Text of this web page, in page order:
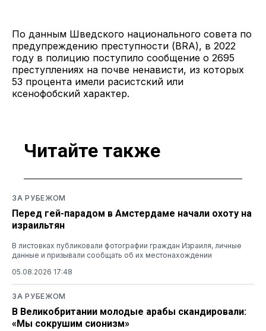
По данным Шведского национального совета по
предупреждению преступности (BRA), в 2022
году в полицию поступило сообщение о 2695
преступлениях на почве ненависти, из которых
53 процента имели расистский или
ксенофобский характер.
Читайте также
ЗА РУБЕЖОМ
Перед гей-парадом в Амстердаме начали охоту на
израильтян
В листовках публиковали фотографии граждан Израиля, личные
данные и призывали сообщать об их местонахождении
05.08.2026 17:48
ЗА РУБЕЖОМ
В Великобритании молодые арабы скандировали:
«Мы сокрушим сионизм»